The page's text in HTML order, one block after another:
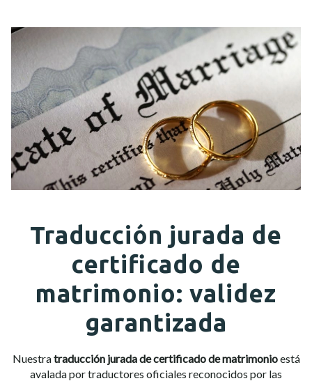
Traducción jurada de
certificado de
matrimonio: validez
garantizada
Nuestratraducción jurada de certificado de matrimonioestá
avalada por traductores oficiales reconocidos por las